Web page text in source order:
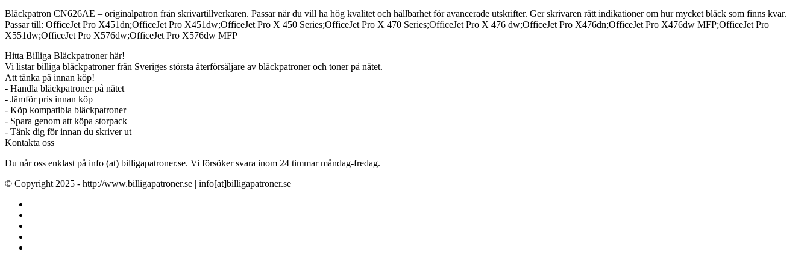
Bläckpatron CN626AE – originalpatron från skrivartillverkaren. Passar när du vill ha hög kvalitet och hållbarhet för avancerade utskrifter. Ger skrivaren rätt indikationer om hur mycket bläck som finns kvar.
Passar till: OfficeJet Pro X451dn;OfficeJet Pro X451dw;OfficeJet Pro X 450 Series;OfficeJet Pro X 470 Series;OfficeJet Pro X 476 dw;OfficeJet Pro X476dn;OfficeJet Pro X476dw MFP;OfficeJet Pro
X551dw;OfficeJet Pro X576dw;OfficeJet Pro X576dw MFP
Hitta Billiga Bläckpatroner här!
Vi listar billiga bläckpatroner från Sveriges största återförsäljare av bläckpatroner och toner på nätet.
Att tänka på innan köp!
- Handla bläckpatroner på nätet
- Jämför pris innan köp
- Köp kompatibla bläckpatroner
- Spara genom att köpa storpack
- Tänk dig för innan du skriver ut
Kontakta oss
Du når oss enklast på info (at) billigapatroner.se. Vi försöker svara inom 24 timmar måndag-fredag.
© Copyright 2025 - http://www.billigapatroner.se | info[at]billigapatroner.se